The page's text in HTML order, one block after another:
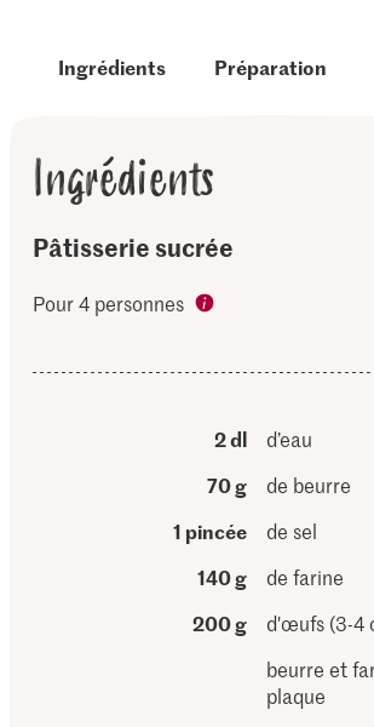
Ingrédients Préparation
Ingrédients
Pâtisserie sucrée
Pour 4 personnes
2 dl
d’eau
70 g
de beurre
1 pincée
de sel
140 g
de farine
200 g
d'œufs (3-4
beurre et
plaque